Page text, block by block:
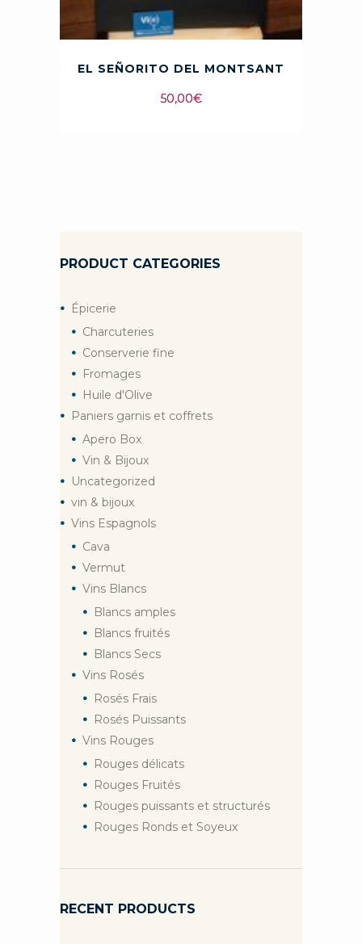
EL SEÑORITO DEL MONTSANT
50,00€
PRODUCT CATEGORIES
Épicerie
Charcuteries
Conserverie fine
Fromages
Huile d'Olive
Paniers garnis et coffrets
Apero Box
Vin & Bijoux
Uncategorized
vin & bijoux
Vins Espagnols
Cava
Vermut
Vins Blancs
Blancs amples
Blancs fruités
Blancs Secs
Vins Rosés
Rosés Frais
Rosés Puissants
Vins Rouges
Rouges délicats
Rouges Fruités
Rouges puissants et structurés
Rouges Ronds et Soyeux
RECENT PRODUCTS